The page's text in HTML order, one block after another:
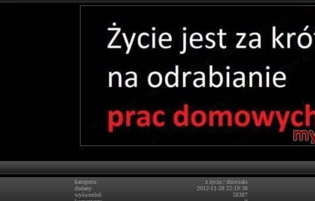
kategoria
dodany
wyświetleń
z życia / dzieciaki
2012-11-28 22:19:38
58387